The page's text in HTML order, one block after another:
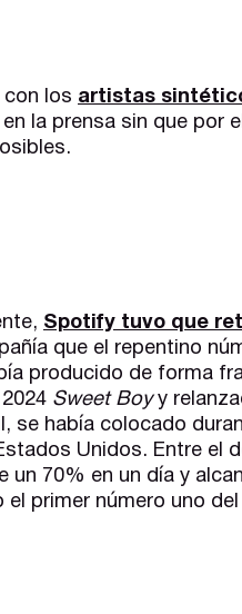
con los artistas
la prensa sin que por
Spotify tuvo que
que el repentino
producido de forma
Sweet Boyy
se había colocado
Unidos. Entre el
un 70% en un día y
el primer número uno